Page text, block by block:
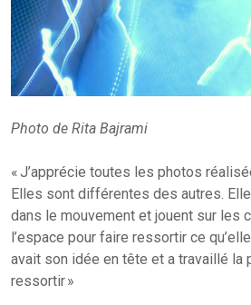
Photo de Rita Bajrami
« J’apprécie toutes les photos
Elles sont différentes des autres.
dans le mouvement et jouent sur les
l’espace pour faire ressortir ce
avait son idée en tête et a travaillé la
ressortir »